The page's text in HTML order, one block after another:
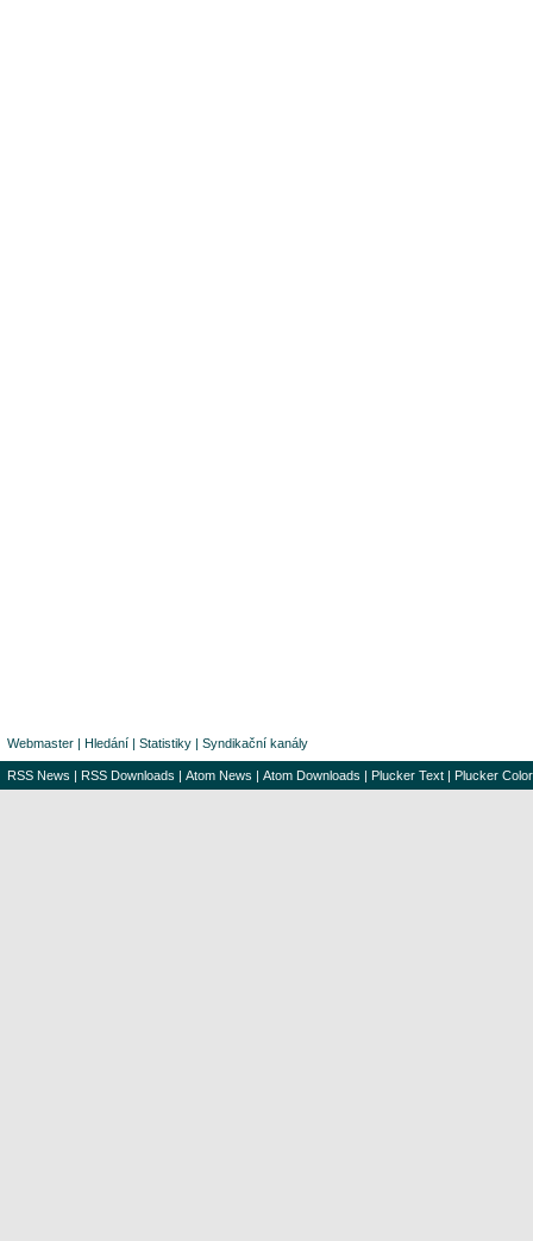
Webmaster | Hledání | Statistiky | Syndikační kanály
RSS News | RSS Downloads | Atom News | Atom Downloads | Plucker Text | Plucker Color